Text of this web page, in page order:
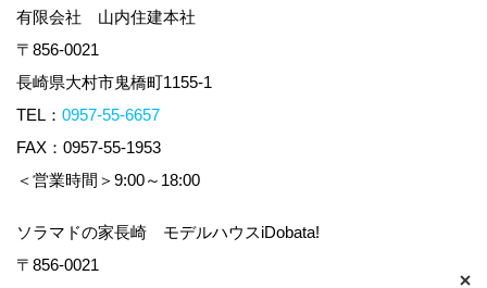
有限会社 山内住建本社
〒856-0021
長崎県大村市鬼橋町1155-1
TEL： 0957-55-6657
FAX：0957-55-1953
＜営業時間＞9:00～18:00
ソラマドの家長崎 モデルハウスiDobata!
〒856-0021